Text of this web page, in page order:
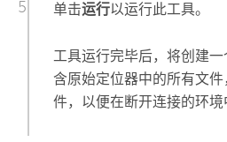
单击运行以运行此工具。
工具运行完毕后，将创建一
含原始定位器中的所有文
件，以便在断开连接的环境